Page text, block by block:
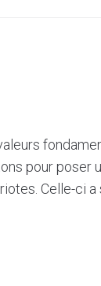
pour poser
Celle-ci a